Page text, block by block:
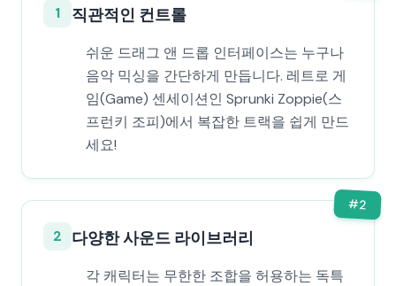
1 직관적인 컨트롤
쉬운 드래그 앤 드롭 인터페이스는 누구나
음악 믹싱을 간단하게 만듭니다. 레트로 게
임(Game) 센세이션인 Sprunki Zoppie(스
프런키 조피)에서 복잡한 트랙을 쉽게 만드
세요!
#2
2 다양한 사운드 라이브러리
각 캐릭터는 무한한 조합을 허용하는 독특